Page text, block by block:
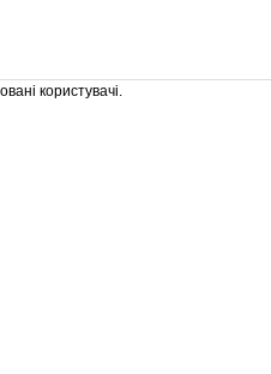
користувачі.